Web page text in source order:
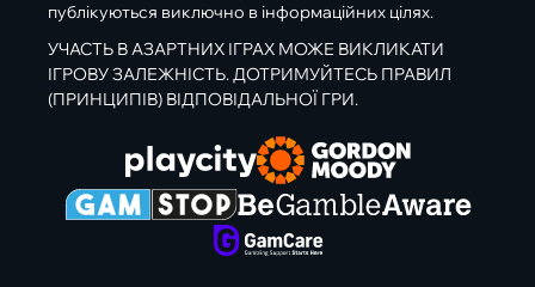
публікуються виключно в інформаційних цілях.
УЧАСТЬ В АЗАРТНИХ ІГРАХ МОЖЕ ВИКЛИКАТИ
ІГРОВУ ЗАЛЕЖНІСТЬ. ДОТРИМУЙТЕСЬ ПРАВИЛ
(ПРИНЦИПІВ) ВІДПОВІДАЛЬНОЇ ГРИ.